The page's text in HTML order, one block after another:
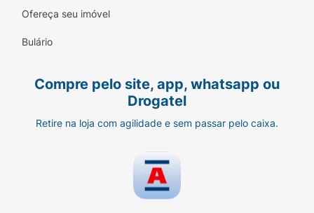
Ofereça seu imóvel
Bulário
Compre pelo site, app, whatsapp ou
Drogatel
Retire na loja com agilidade e sem passar pelo caixa.